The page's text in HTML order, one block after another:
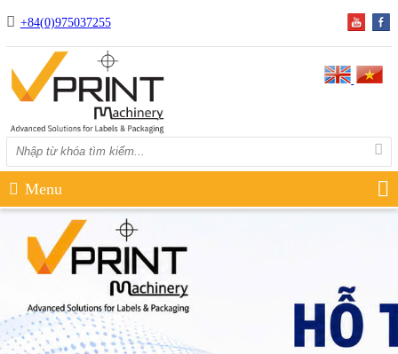
+84(0)975037255
Menu